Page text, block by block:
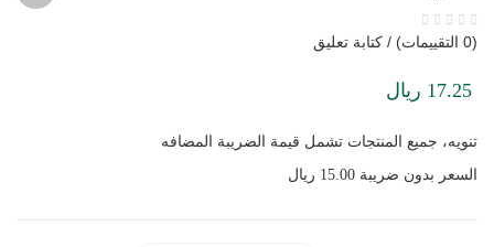
(0 التقييمات) / كتابة تعليق
17.25 ريال
تنويه، جميع المنتجات تشمل قيمة الضريبة المضافه
السعر بدون ضريبة 15.00 ريال